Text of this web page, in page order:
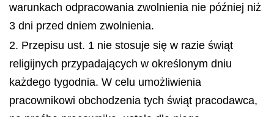
warunkach odpracowania zwolnienia nie później niż
3 dni przed dniem zwolnienia.
2. Przepisu ust. 1 nie stosuje się w razie świąt
religijnych przypadających w określonym dniu
każdego tygodnia. W celu umożliwienia
pracownikowi obchodzenia tych świąt pracodawca,